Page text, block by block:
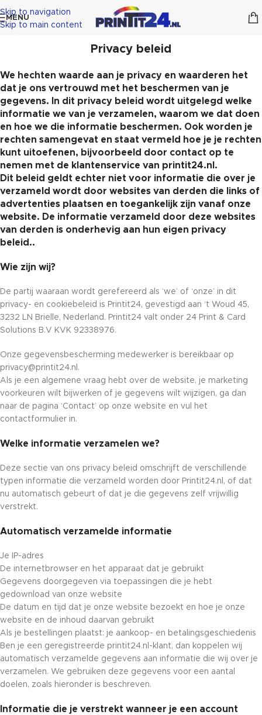
Skip to navigation
Skip to main content
MENU
Privacy beleid
We hechten waarde aan je privacy en waarderen het
dat je ons vertrouwd met het beschermen van je
gegevens. In dit privacy beleid wordt uitgelegd welke
informatie we van je verzamelen, waarom we dat doen
en hoe we die informatie beschermen. Ook worden je
rechten samengevat en staat vermeld hoe je je rechten
kunt uitoefenen, bijvoorbeeld door contact op te
nemen met de klantenservice van printit24.nl.
Dit beleid geldt echter niet voor informatie die over je
verzameld wordt door websites van derden die links of
advertenties plaatsen en toegankelijk zijn vanaf onze
website. De informatie verzameld door deze websites
van derden is onderhevig aan hun eigen privacy
beleid..
Wie zijn wij?
De partij waaraan wordt gerefereerd als ‘we’ of ‘onze’ in dit
privacy- en cookiebeleid is Printit24, gevestigd aan ‘t Woud 45,
3232 LN Brielle, Nederland. Printit24 valt onder 24 Print & Card
Solutions B.V KVK 92338976.
Onze gegevensbescherming medewerker is bereikbaar op
privacy@printit24.nl.
Als je een algemene vraag hebt over de website, je marketing
voorkeuren wilt bijwerken of je gegevens wilt wijzigen, ga dan
naar de pagina ‘Contact’ op onze website en vul het
contactformulier in.
Welke informatie verzamelen we?
Deze sectie van ons privacy beleid omschrijft de verschillende
typen informatie die verzameld worden door Printit24.nl, of dat
nu automatisch gebeurt of dat je die gegevens zelf vrijwillig
verstrekt.
Automatisch verzamelde informatie
Je IP-adres
De internetbrowser en het apparaat dat je gebruikt
Gegevens doorgegeven via toepassingen die je hebt
gedownload van onze website
De datum en tijd dat je onze website bezoekt en hoe je onze
website en de inhoud daarvan gebruikt
Als je bestellingen plaatst: je aankoop- en betalingsgeschiedenis
Ben je een geregistreerde printit24.nl-klant, dan koppelen wij
automatisch verzamelde gegevens aan informatie die wij over je
verzamelen. We gebruiken deze gegevens voor een aantal
doelen, zoals hieronder is beschreven.
Informatie die je verstrekt wanneer je een account